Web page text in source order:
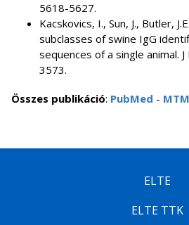
5618-5627.
Kacskovics, I., Sun, J., Butler,
subclasses of swine IgG
sequences of a single animal.
3573.
Összes publikáció: PubMed -
ELTE
ELTE TTK